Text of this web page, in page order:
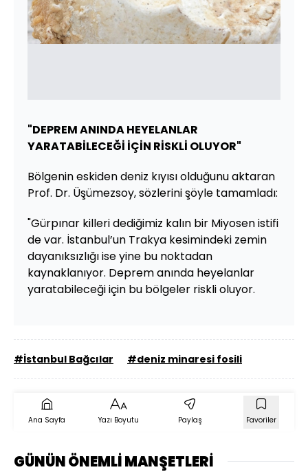
"DEPREM ANINDA HEYELANLAR
YARATABİLECEĞİ İÇİN RİSKLİ OLUYOR"
Bölgenin eskiden deniz kıyısı olduğunu aktaran
Prof. Dr. Üşümezsoy, sözlerini şöyle tamamladı:
"Gürpınar killeri dediğimiz kalın bir Miyosen istifi
de var. İstanbul’un Trakya kesimindeki zemin
dayanıksızlığı ise yine bu noktadan
kaynaklanıyor. Deprem anında heyelanlar
yaratabileceği için bu bölgeler riskli oluyor.
#İstanbul Bağcılar #deniz minaresi fosili
Ana Sayfa Yazı Boyutu Paylaş Favoriler
GÜNÜN ÖNEMLİ MANŞETLERİ